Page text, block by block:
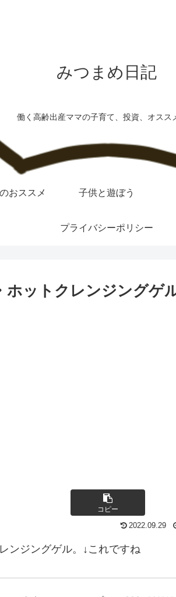
みつまめ日記
働く高齢出産ママの子育て、投資、オスス
おススメ 子供と遊ぼう
プライバシーポリシー
ットクレンジングゲ
コピー
2022.09.29
ンジングゲル。↓これですね